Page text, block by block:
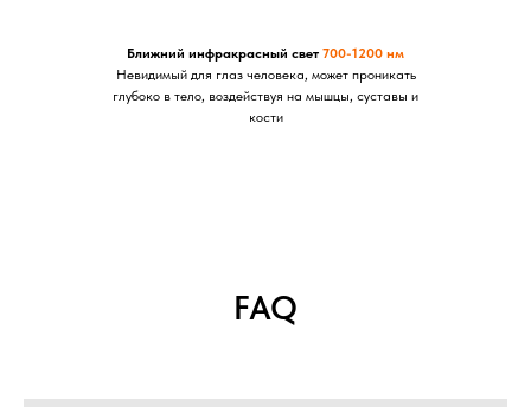
Ближний инфракрасный свет 700-1200 нм
Невидимый для глаз человека, может проникать
глубоко в тело, воздействуя на мышцы, суставы и
кости
FAQ